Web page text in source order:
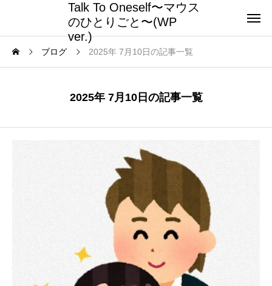
Talk To Oneself〜マウス
のひとりごと〜(WP
ver.)
ブログ 2025年 7月10日の記事一覧
2025年 7月10日の記事一覧